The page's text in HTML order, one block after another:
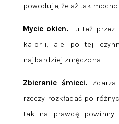
powoduje, że aż tak
Mycie okien. Tu też przez
kalorii, ale po tej
najbardziej zmęczona.
Zbieranie śmieci.
rzeczy rozkładać po
tak na prawdę powinny